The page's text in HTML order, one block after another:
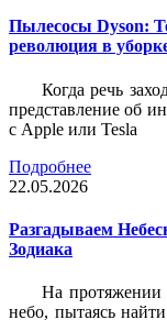
Пылесосы Dyson:
революция в
Когда речь
представление об
с Apple или Tesla
Подробнее
22.05.2026
Разгадываем
Зодиака
На протяжении
небо, пытаясь